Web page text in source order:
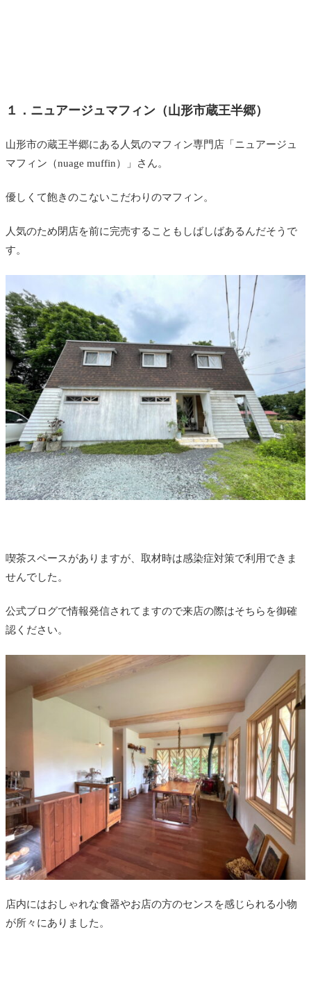
１．ニュアージュマフィン（山形市蔵王半郷）
山形市の蔵王半郷にある人気のマフィン専門店「ニュアージュ
マフィン（nuage muffin）」さん。
優しくて飽きのこないこだわりのマフィン。
人気のため閉店を前に完売することもしばしばあるんだそうで
す。
喫茶スペースがありますが、取材時は感染症対策で利用できま
せんでした。
公式ブログで情報発信されてますので来店の際はそちらを御確
認ください。
店内にはおしゃれな食器やお店の方のセンスを感じられる小物
が所々にありました。